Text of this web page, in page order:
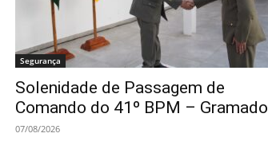
Segurança
Solenidade de Passagem de
Comando do 41º BPM – Gramado
07/08/2026